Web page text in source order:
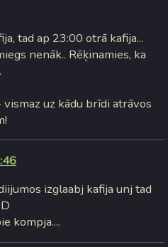
tad ap 23:00 otrā kafija...
nenāk.. Rēķinamies, ka
uz kādu brīdi atrāvos
izglaabj kafija unj tad
kompja....